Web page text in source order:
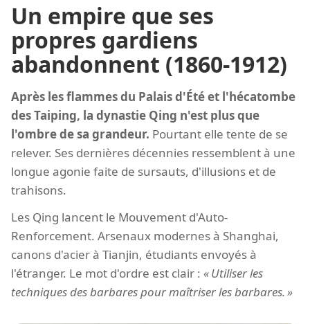
Un empire que ses
propres gardiens
abandonnent (1860-1912)
Après les flammes du Palais d'Été et l'hécatombe
des Taiping, la dynastie Qing n'est plus que
l'ombre de sa grandeur. Pourtant elle tente de se
relever. Ses dernières décennies ressemblent à une
longue agonie faite de sursauts, d'illusions et de
trahisons.
Les Qing lancent le Mouvement d'Auto-
Renforcement. Arsenaux modernes à Shanghai,
canons d'acier à Tianjin, étudiants envoyés à
l'étranger. Le mot d'ordre est clair :
Utiliser les
techniques des barbares pour maîtriser les barbares.